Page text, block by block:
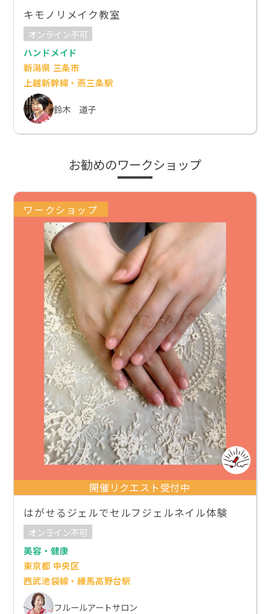
キモノリメイク教室
オンライン不可
ハンドメイド
新潟県 三条市
上越新幹線・燕三条駅
鈴木 道子
お勧めのワークショップ
ワークショップ
開催リクエスト受付中
はがせるジェルでセルフジェルネイル体験
オンライン不可
美容・健康
東京都 中央区
西武池袋線・練馬高野台駅
フルールアートサロン